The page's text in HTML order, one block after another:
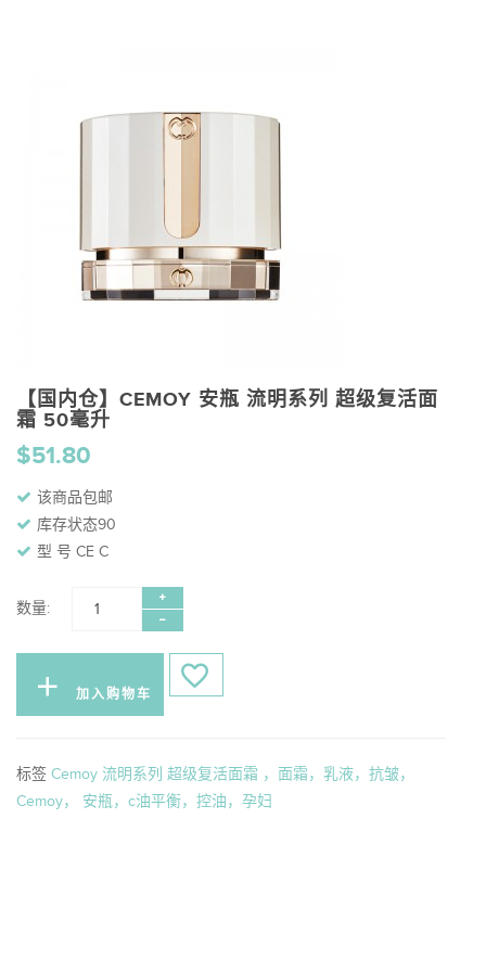
【国内仓】CEMOY 安瓶 流明系列 超级复活面
霜 50毫升
$51.80
该商品包邮
库存状态90
型 号 CE C
数量:
加入购物车
标签 Cemoy 流明系列 超级复活面霜 ，面霜，乳液，抗皱，
Cemoy， 安瓶，c油平衡，控油，孕妇